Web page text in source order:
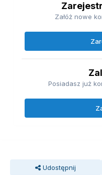
Załóż nowe
Posiadasz już
Udostępnij